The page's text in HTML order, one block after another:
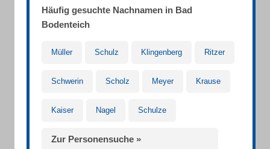
Häufig gesuchte Nachnamen in Bad
Bodenteich
Müller Schulz Klingenberg Ritzer
Schwerin Scholz Meyer Krause
Kaiser Nagel Schulze
Zur Personensuche »